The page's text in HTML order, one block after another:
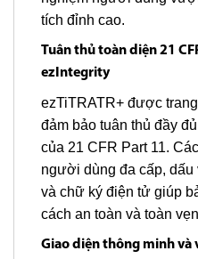
tích đỉnh cao.
Tuân thủ toàn diện 21
ezIntegrity
ezTiTRATR+ được
đảm bảo tuân thủ đầy
của 21 CFR Part 11.
người dùng đa cấp, dấu
và chữ ký điện tử giúp
cách an toàn và toàn
Giao diện thông minh và